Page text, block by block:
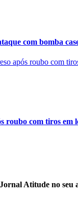
com bomba
roubo com tiros em
Atitude no seu